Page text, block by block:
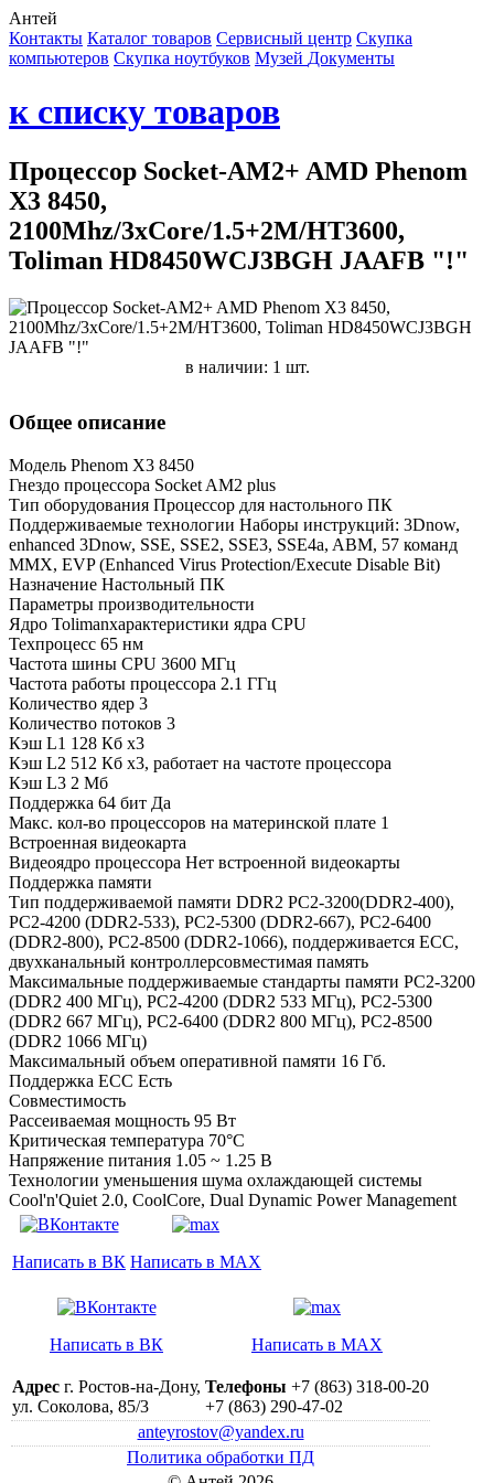
Антей
Контакты Каталог товаров Сервисный центр Cкупка
компьютеров Cкупка ноутбуков Музей Документы
к списку товаров
Процессор Socket-AM2+ AMD Phenom
X3 8450,
2100Mhz/3xCore/1.5+2M/HT3600,
Toliman HD8450WCJ3BGH JAAFB "!"
в наличии: 1 шт.
Общее описание
Модель Phenom X3 8450
Гнездо процессора Socket AM2 plus
Тип оборудования Процессор для настольного ПК
Поддерживаемые технологии Наборы инструкций: 3Dnow,
enhanced 3Dnow, SSE, SSE2, SSE3, SSE4a, ABM, 57 команд
MMX, EVP (Enhanced Virus Protection/Execute Disable Bit)
Назначение Настольный ПК
Параметры производительности
Ядро Tolimanхарактеристики ядра CPU
Техпроцесс 65 нм
Частота шины CPU 3600 МГц
Частота работы процессора 2.1 ГГц
Количество ядер 3
Количество потоков 3
Кэш L1 128 Кб x3
Кэш L2 512 Кб x3, работает на частоте процессора
Кэш L3 2 Мб
Поддержка 64 бит Да
Макс. кол-во процессоров на материнской плате 1
Встроенная видеокарта
Видеоядро процессора Нет встроенной видеокарты
Поддержка памяти
Тип поддерживаемой памяти DDR2 PC2-3200(DDR2-400),
PC2-4200 (DDR2-533), PC2-5300 (DDR2-667), PC2-6400
(DDR2-800), PC2-8500 (DDR2-1066), поддерживается ECC,
двухканальный контроллерсовместимая память
Максимальные поддерживаемые стандарты памяти PC2-3200
(DDR2 400 МГц), PC2-4200 (DDR2 533 МГц), PC2-5300
(DDR2 667 МГц), PC2-6400 (DDR2 800 МГц), PC2-8500
(DDR2 1066 МГц)
Максимальный объем оперативной памяти 16 Гб.
Поддержка ECC Есть
Совместимость
Рассеиваемая мощность 95 Вт
Критическая температура 70°C
Напряжение питания 1.05 ~ 1.25 В
Технологии уменьшения шума охлаждающей системы
Cool'n'Quiet 2.0, CoolCore, Dual Dynamic Power Management
Написать в ВК Написать в MAX
Написать в ВК Написать в MAX
Адрес г. Ростов-на-Дону,
ул. Соколова, 85/3
Телефоны +7 (863) 318-00-20
+7 (863) 290-47-02
anteyrostov@yandex.ru
Политика обработки ПД